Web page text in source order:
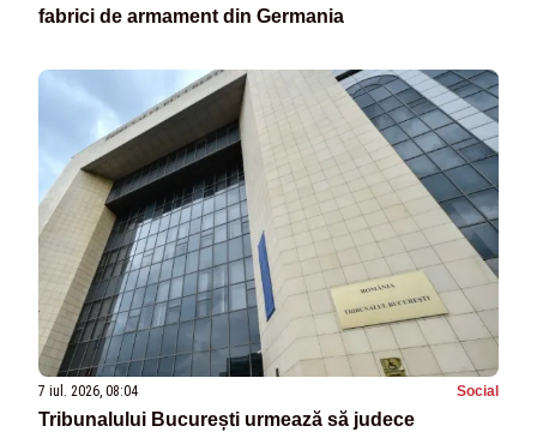
fabrici de armament din Germania
7 iul. 2026, 08:04 Social
Tribunalului București urmează să judece